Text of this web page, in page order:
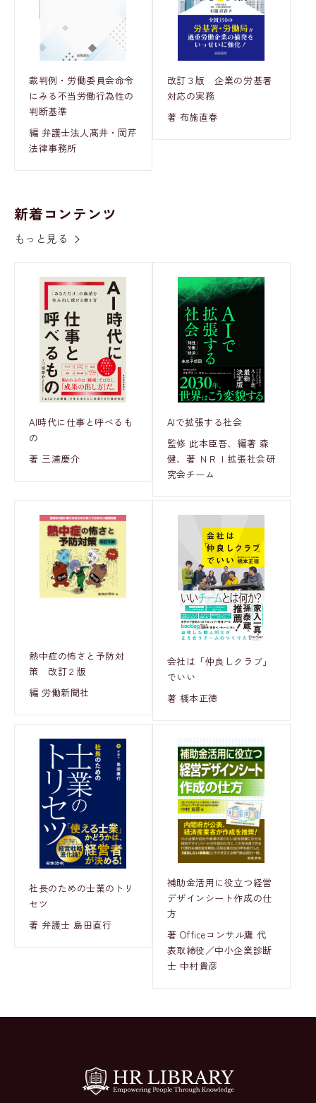
裁判例・労働委員会命令
にみる不当労働行為性の
判断基準
編 弁護士法人髙井・岡芹
法律事務所
改訂３版 企業の労基署
対応の実務
著 布施直春
新着コンテンツ
もっと見る
AI時代に仕事と呼べるも
の
著 三浦慶介
AIで拡張する社会
監修 此本臣吾、編著 森
健、著 ＮＲＩ拡張社会研
究会チーム
熱中症の怖さと予防対
策 改訂２版
編 労働新聞社
会社は「仲良しクラブ」
でいい
著 橋本正徳
社長のための士業のトリ
セツ
著 弁護士 島田直行
補助金活用に役立つ経営
デザインシート作成の仕
方
著 Officeコンサル鷹 代
表取締役／中小企業診断
士 中村貴彦